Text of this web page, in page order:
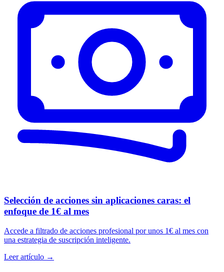
Selección de acciones sin aplicaciones caras: el
enfoque de 1€ al mes
Accede a filtrado de acciones profesional por unos 1€ al mes con
una estrategia de suscripción inteligente.
Leer artículo →